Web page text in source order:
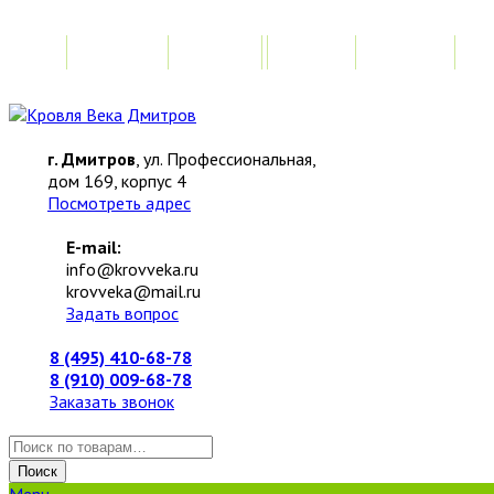
г. Дмитров, ул. Профессиональная,
дом 169, корпус 4
Посмотреть адрес
E-mail:
info@krovveka.ru
krovveka@mail.ru
Задать вопрос
8 (495) 410-68-78
8 (910) 009-68-78
Заказать звонок
Искать:
Поиск